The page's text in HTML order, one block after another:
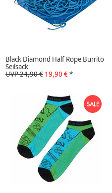
Black Diamond Half Rope Burrito
Seilsack
UVP 24,90 € 19,90 €*